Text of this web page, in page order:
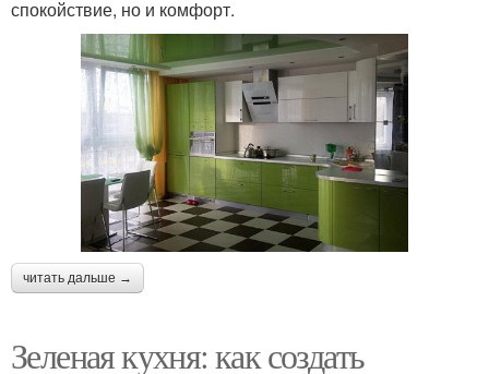
спокойствие, но и комфорт.
читать дальше →
Зеленая кухня: как создать